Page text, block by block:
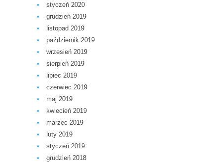
styczeń 2020
grudzień 2019
listopad 2019
październik 2019
wrzesień 2019
sierpień 2019
lipiec 2019
czerwiec 2019
maj 2019
kwiecień 2019
marzec 2019
luty 2019
styczeń 2019
grudzień 2018